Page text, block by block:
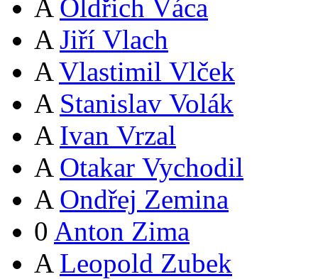
A Oldřich Váca
A Jiří Vlach
A Vlastimil Vlček
A Stanislav Volák
A Ivan Vrzal
A Otakar Vychodil
A Ondřej Zemina
0 Anton Zima
A Leopold Zubek